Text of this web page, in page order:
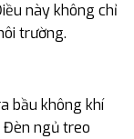
này không chỉ
trường.
bầu không khí
Đèn ngủ treo